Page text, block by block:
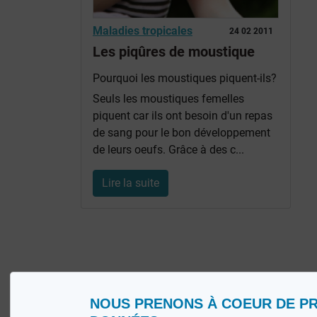
NOUS PRENONS À COEUR DE
24 02 2011
Maladies tropicales
Les piqûres de moustique
Pourquoi les moustiques piquent-ils?
Seuls les moustiques femelles
piquent car ils ont besoin d'un repas
de sang pour le bon développement
de leurs oeufs. Grâce à des c...
Lire la suite